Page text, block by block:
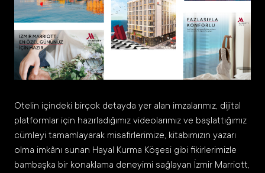
Otelin içindeki birçok detayda yer alan imzalarımız, dijital
platformlar için hazırladığımız videolarımız ve başlattığımız
cümleyi tamamlayarak misafirlerimize, kitabımızın yazarı
olma imkânı sunan Hayal Kurma Köşesi gibi fikirlerimizle
bambaşka bir konaklama deneyimi sağlayan İzmir Marriott,